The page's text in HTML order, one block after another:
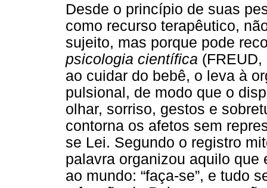
Desde o princípio de suas
como recurso terapêutico,
sujeito, mas porque pode
psicologia científica
ao cuidar do bebê, o leva à
pulsional, de modo que o
olhar, sorriso, gestos e
contorna os afetos sem
se Lei. Segundo o registro
palavra organizou aquilo que
ao mundo: “faça-se”, e tudo